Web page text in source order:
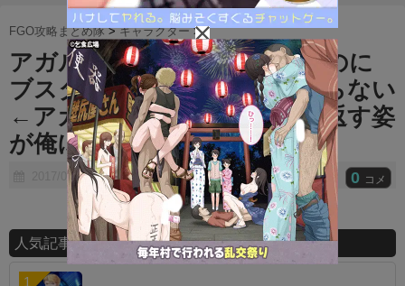
M
u
t
e
FGO攻略まとめ隊 >キャラクター >
アガルタのブサシンも大概なのに
ブスターが強すぎて話題にならない
←アガルタ始まってから掌を返す姿
が俺には見えているぞ
2017/06/27 0 コメ
人気記事ランキング